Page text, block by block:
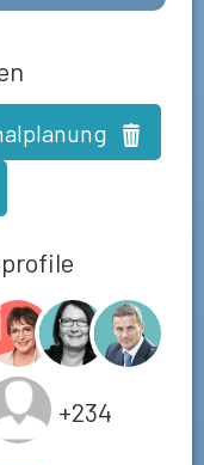
+234